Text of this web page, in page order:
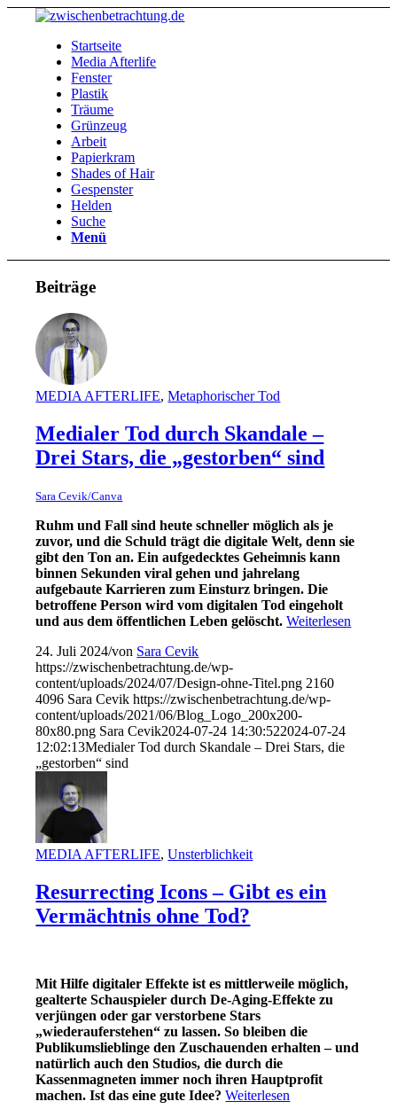
Startseite
Media Afterlife
Fenster
Plastik
Träume
Grünzeug
Arbeit
Papierkram
Shades of Hair
Gespenster
Helden
Suche
Menü
Beiträge
MEDIA AFTERLIFE,Metaphorischer Tod
Medialer Tod durch Skandale –
Drei Stars, die „gestorben“ sind
Sara Cevik/Canva
Ruhm und Fall sind heute schneller möglich als je
zuvor, und die Schuld trägt die digitale Welt, denn sie
gibt den Ton an. Ein aufgedecktes Geheimnis kann
binnen Sekunden viral gehen und jahrelang
aufgebaute Karrieren zum Einsturz bringen. Die
betroffene Person wird vom digitalen Tod eingeholt
und aus dem öffentlichen Leben gelöscht. Weiterlesen
24. Juli 2024/von Sara Cevik
https://zwischenbetrachtung.de/wp-
content/uploads/2024/07/Design-ohne-Titel.png 2160
4096 Sara Cevik https://zwischenbetrachtung.de/wp-
content/uploads/2021/06/Blog_Logo_200x200-
80x80.png Sara Cevik2024-07-24 14:30:522024-07-24
12:02:13Medialer Tod durch Skandale – Drei Stars, die
„gestorben“ sind
MEDIA AFTERLIFE,Unsterblichkeit
Resurrecting Icons – Gibt es ein
Vermächtnis ohne Tod?
Mit Hilfe digitaler Effekte ist es mittlerweile möglich,
gealterte Schauspieler durch De-Aging-Effekte zu
verjüngen oder gar verstorbene Stars
„wiederauferstehen“ zu lassen. So bleiben die
Publikumslieblinge den Zuschauenden erhalten – und
natürlich auch den Studios, die durch die
Kassenmagneten immer noch ihren Hauptprofit
machen. Ist das eine gute Idee?Weiterlesen